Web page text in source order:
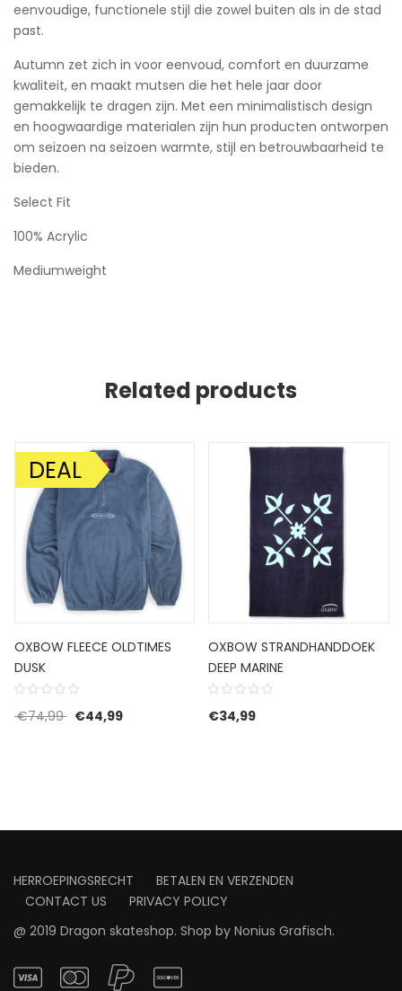
eenvoudige, functionele stijl die zowel buiten als in de stad
past.
Autumn zet zich in voor eenvoud, comfort en duurzame
kwaliteit, en maakt mutsen die het hele jaar door
gemakkelijk te dragen zijn. Met een minimalistisch design
en hoogwaardige materialen zijn hun producten ontworpen
om seizoen na seizoen warmte, stijl en betrouwbaarheid te
bieden.
Select Fit
100% Acrylic
Mediumweight
Related products
AANBIEDING!
DEAL
OXBOW FLEECE OLDTIMES
DUSK
€74,99 Oorspronkelijke prijs was: €74,99.
€44,99Huidige prijs is: €44,99.
OXBOW STRANDHANDDOEK
DEEP MARINE
€34,99
HERROEPINGSRECHT
BETALEN EN VERZENDEN
CONTACT US
PRIVACY POLICY
@ 2019 Dragon skateshop. Shop by Nonius Grafisch.